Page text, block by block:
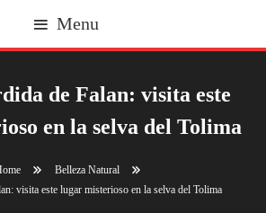
Menu
de Falan: visita este
en la selva del Tolima
Belleza Natural
visita este lugar misterioso en la selva del Tolima